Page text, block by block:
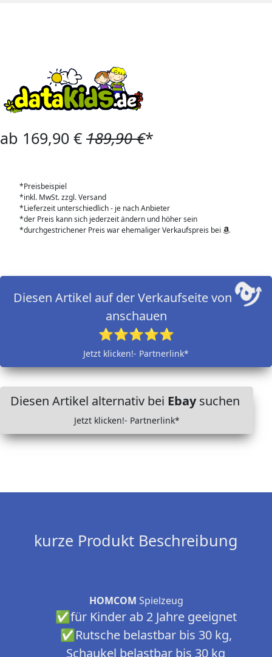
ab 169,90 € 189,90 €*
*Preisbeispiel
*inkl. MwSt. zzgl. Versand
*Lieferzeit unterschiedlich - je nach Anbieter
*der Preis kann sich jederzeit ändern und höher sein
*durchgestrichener Preis war ehemaliger Verkaufspreis bei
Diesen Artikel auf der Verkaufseite von
anschauen
⭐⭐⭐⭐⭐
Jetzt klicken!- Partnerlink*
Diesen Artikel alternativ bei Ebaysuchen
Jetzt klicken!- Partnerlink*
kurze Produkt Beschreibung
HOMCOM Spielzeug
✅für Kinder ab 2 Jahre geeignet
✅Rutsche belastbar bis 30 kg,
Schaukel belastbar bis 30 kg